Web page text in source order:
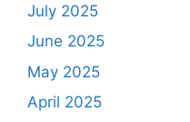
July 2025
June 2025
May 2025
April 2025